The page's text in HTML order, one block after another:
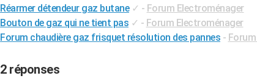
Réarmer détendeur gaz butane ✓ - Forum Electroménager
Bouton de gaz qui ne tient pas ✓ - Forum Electroménager
Forum chaudière gaz frisquet résolution des pannes -
2 réponses